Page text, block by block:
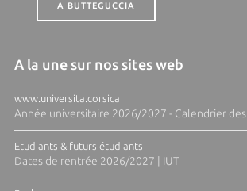
A BUTTEGUCCIA
A la une sur nos sites web
www.universita.corsica
Année universitaire 2026/2027 - Calendrier
Etudiants & futurs étudiants
Dates de rentrée 2026/2027 | IUT